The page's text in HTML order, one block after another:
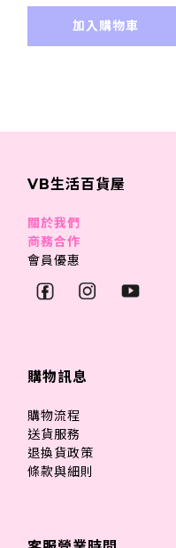
(45cmx60cm)
加入購物車
VB生活百貨屋
關於我們
商務合作
會員優惠
購物訊息
購物流程
送貨服務
退換貨政策
條款與細則